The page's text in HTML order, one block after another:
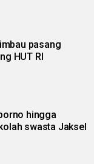
pasang
HUT RI
hingga
swasta Jaksel